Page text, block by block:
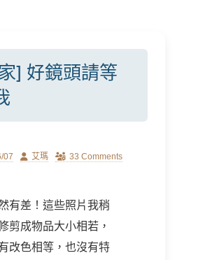
] 好鏡頭請等
07 Author
艾瑪 33 Comments
有差！這些照片我稍
剪成物品大小相若，
改色相等，也沒有特